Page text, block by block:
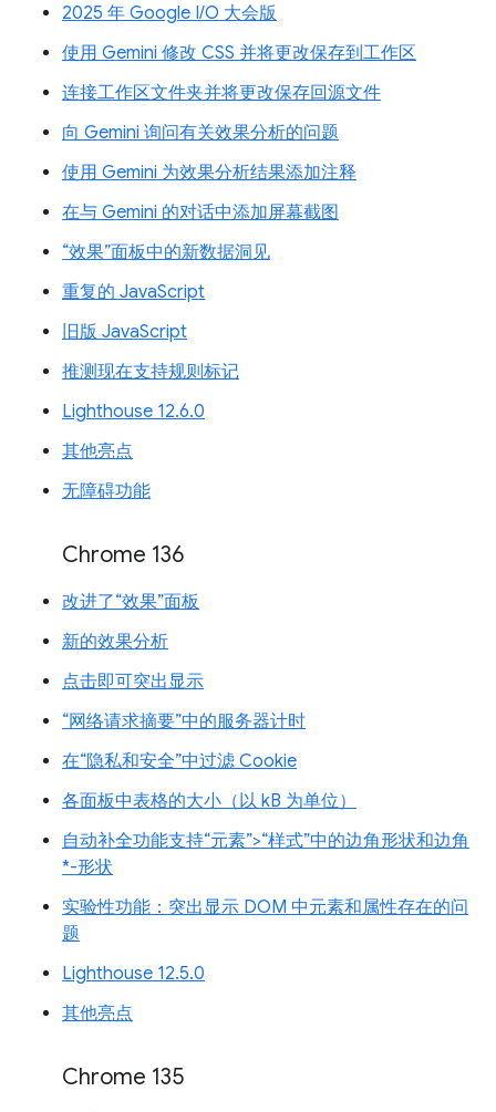
2025 年 Google I/O 大会版
使用 Gemini 修改 CSS 并将更改保存到工作区
连接工作区文件夹并将更改保存回源文件
向 Gemini 询问有关效果分析的问题
使用 Gemini 为效果分析结果添加注释
在与 Gemini 的对话中添加屏幕截图
“效果”面板中的新数据洞见
重复的 JavaScript
旧版 JavaScript
推测现在支持规则标记
Lighthouse 12.6.0
其他亮点
无障碍功能
Chrome 136
改进了“效果”面板
新的效果分析
点击即可突出显示
“网络请求摘要”中的服务器计时
在“隐私和安全”中过滤 Cookie
各面板中表格的大小（以 kB 为单位）
自动补全功能支持“元素”>“样式”中的边角形状和边角
*-形状
实验性功能：突出显示 DOM 中元素和属性存在的问
题
Lighthouse 12.5.0
其他亮点
Chrome 135